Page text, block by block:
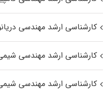
کارشناسی ارشد مهندسی
کارشناسی ارشد مهندسی
کارشناسی ارشد مهندسی